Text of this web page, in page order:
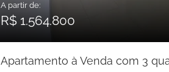
A partir de:
R$ 1.564.800
Apartamento à Venda com 3